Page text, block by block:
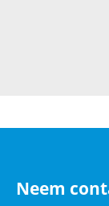
Neem